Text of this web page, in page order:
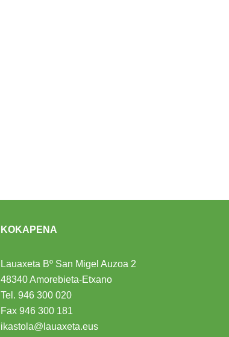
KOKAPENA
Lauaxeta Bº San Migel Auzoa 2
48340 Amorebieta-Etxano
Tel.946 300 020
Fax 946 300 181
ikastola@lauaxeta.eus